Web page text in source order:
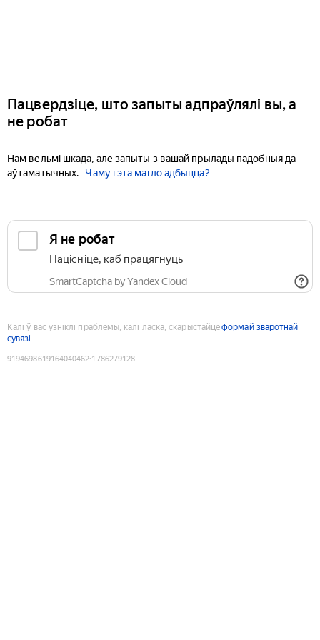
Пацвердзіце, што запыты адпраўлялі вы, а
не робат
Нам вельмі шкада, але запыты з вашай прылады падобныя да
аўтаматычных.
Чаму гэта магло адбыцца?
Я не робат
Націсніце, каб працягнуць
SmartCaptcha by Yandex Cloud
Калі ў вас узніклі праблемы, калі ласка, скарыстайцеформай зваротнай
сувязі
9194698619164040462:1786279128